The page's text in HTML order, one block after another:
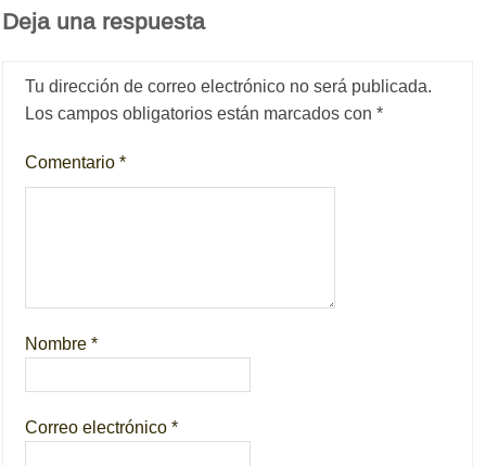
Deja una respuesta
Tu dirección de correo electrónico no será publicada.
Los campos obligatorios están marcados con*
Comentario*
Nombre*
Correo electrónico*